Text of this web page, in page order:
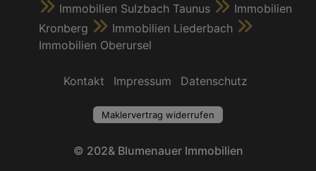
Immobilien Sulzbach Taunus
Immobilien
Kronberg
Immobilien Liederbach
Immobilien Oberursel
Kontakt Impressum Datenschutz
Maklervertrag widerrufen
© 202& Blumenauer Immobilien